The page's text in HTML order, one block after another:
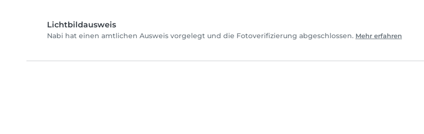
Lichtbildausweis
Nabi hat einen amtlichen Ausweis vorgelegt und die Fotoverifizierung abgeschlossen. Mehr erfahren